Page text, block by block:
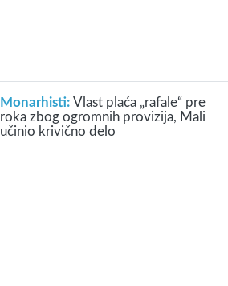
Monarhisti:Vlast plaća „rafale“ pre
roka zbog ogromnih provizija, Mali
učinio krivično delo